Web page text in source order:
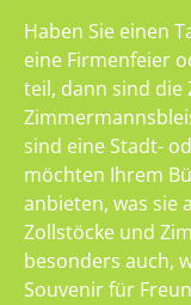
Haben Sie einen
eine Firmenfeier
teil, dann sind die
sind eine Stadt-
möchten Ihrem
anbieten, was sie
Zollstöcke und
besonders auch,
Souvenir für